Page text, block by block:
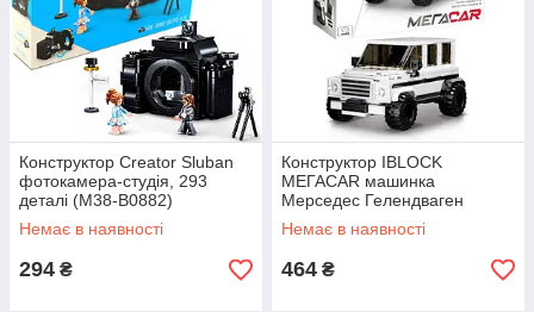
Конструктор Creator Sluban
фотокамера-студія, 293
деталі (M38-B0882)
Немає в наявності
294 ₴
Конструктор IBLOCK
МЕГАCAR машинка
Мерседес Гелендваген
(Гелік) Інерція 625 деталей
(PL-921-304)
Немає в наявності
464 ₴